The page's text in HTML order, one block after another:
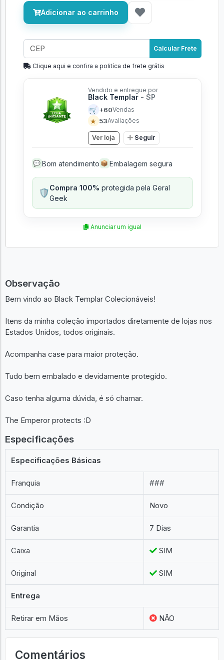
Adicionar ao carrinho
Calcular Frete
Clique aqui e confira a politíca de frete grátis
Vendido e entregue por
Black Templar - SP
🛒 +60Vendas
★ 53Avaliações
Ver loja Seguir
💬 Bom atendimento 📦 Embalagem segura
🛡️Compra 100% protegida pela Geral
Geek
Anunciar um igual
Observação
Bem vindo ao Black Templar Colecionáveis!
Itens da minha coleção importados diretamente de lojas nos
Estados Unidos, todos originais.
Acompanha case para maior proteção.
Tudo bem embalado e devidamente protegido.
Caso tenha alguma dúvida, é só chamar.
The Emperor protects :D
Especificações
Especificações Básicas
Franquia ###
Condição Novo
Garantia 7 Dias
Caixa SIM
Original SIM
Entrega
Retirar em Mãos NÃO
Comentários